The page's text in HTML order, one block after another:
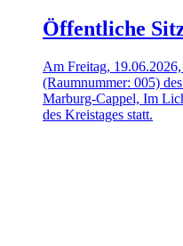
Öffentliche
Am Freitag,
(Raumnummer: 005)
Marburg-Cappel, Im
des Kreistages statt.